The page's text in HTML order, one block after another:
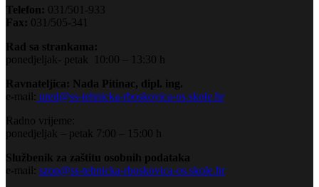
Telefon: 031/501-933
Fax: 031/505-341
Rad sa strankama:
ponedjeljak- petak 10:00 – 13:30 h
Ravnateljica: Nada Pitinac, dipl. ing.
e-mail: ured@ss-tehnicka-rboskovica-os.skole.hr
Radno vrijeme:
ponedjeljak – petak 7:00 – 15:00 h
Službenik za zaštitu osobnih podataka
e-mail: szop@ss-tehnicka-rboskovica-os.skole.hr